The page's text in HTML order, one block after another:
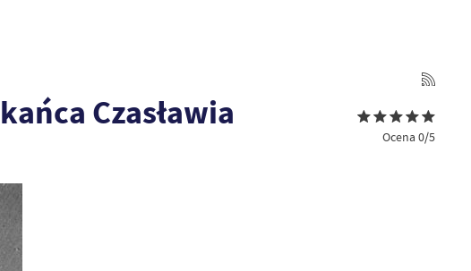
Czasławia
Ocena 0/5